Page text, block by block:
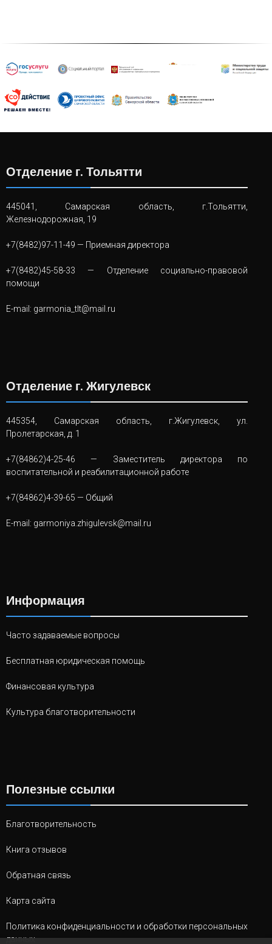
Отделение г. Тольятти
445041, Самарская область, г.Тольятти,
Железнодорожная, 19
+7(8482)97-11-49 — Приемная директора
+7(8482)45-58-33 — Отделение социально-правовой
помощи
E-mail: garmonia_tlt@mail.ru
Отделение г. Жигулевск
445354, Самарская область, г.Жигулевск, ул.
Пролетарская, д. 1
+7(84862)4-25-46 — Заместитель директора по
воспитательной и реабилитационной работе
+7(84862)4-39-65 — Общий
E-mail: garmoniya.zhigulevsk@mail.ru
Информация
Часто задаваемые вопросы
Бесплатная юридическая помощь
Финансовая культура
Культура благотворительности
Полезные ссылки
Благотворительность
Книга отзывов
Обратная связь
Карта сайта
Политика конфиденциальности и обработки персональных
данных